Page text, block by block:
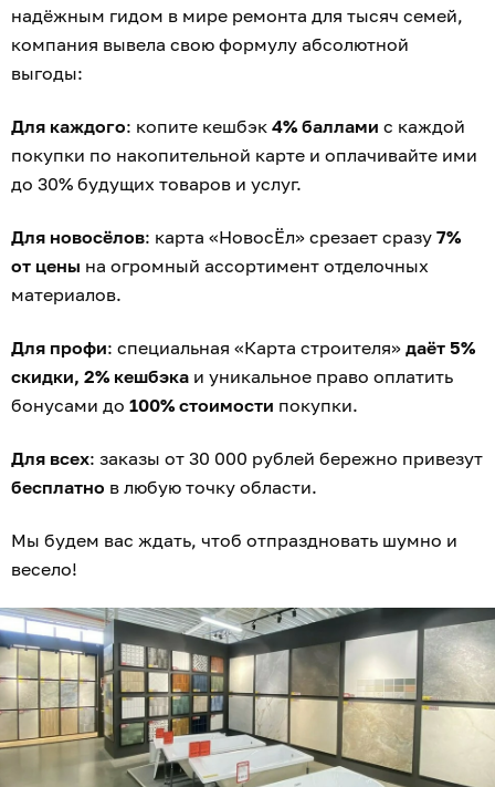
надёжным гидом в мире ремонта для тысяч семей,
компания вывела свою формулу абсолютной
выгоды:
Для каждого: копите кешбэк 4% баллами с каждой
покупки по накопительной карте и оплачивайте ими
до 30% будущих товаров и услуг.
Для новосёлов: карта «НовосЁл» срезает сразу 7%
от цены на огромный ассортимент отделочных
материалов.
Для профи: специальная «Карта строителя» даёт 5%
скидки, 2% кешбэка и уникальное право оплатить
бонусами до 100% стоимости покупки.
Для всех: заказы от 30 000 рублей бережно привезут
бесплатно в любую точку области.
Мы будем вас ждать, чтоб отпраздновать шумно и
весело!